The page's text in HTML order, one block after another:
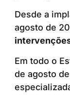
Desde a
agosto de
Em todo o
de agosto